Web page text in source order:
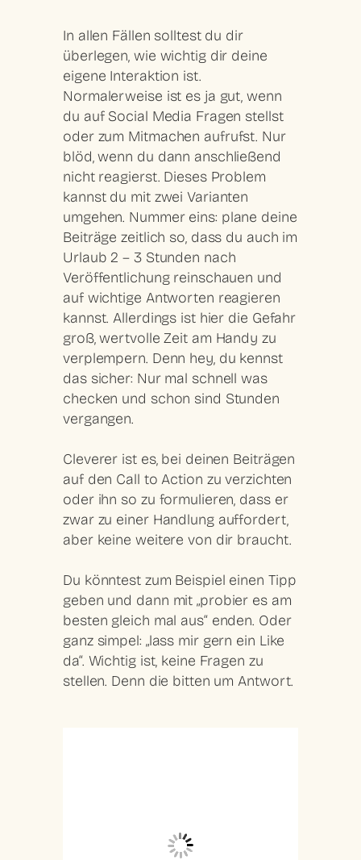
In allen Fällen solltest du dir
überlegen, wie wichtig dir deine
eigene Interaktion ist.
Normalerweise ist es ja gut, wenn
du auf Social Media Fragen stellst
oder zum Mitmachen aufrufst. Nur
blöd, wenn du dann anschließend
nicht reagierst. Dieses Problem
kannst du mit zwei Varianten
umgehen. Nummer eins: plane deine
Beiträge zeitlich so, dass du auch im
Urlaub 2 – 3 Stunden nach
Veröffentlichung reinschauen und
auf wichtige Antworten reagieren
kannst. Allerdings ist hier die Gefahr
groß, wertvolle Zeit am Handy zu
verplempern. Denn hey, du kennst
das sicher: Nur mal schnell was
checken und schon sind Stunden
vergangen.
Cleverer ist es, bei deinen Beiträgen
auf den Call to Action zu verzichten
oder ihn so zu formulieren, dass er
zwar zu einer Handlung auffordert,
aber keine weitere von dir braucht.
Du könntest zum Beispiel einen Tipp
geben und dann mit „probier es am
besten gleich mal aus“ enden. Oder
ganz simpel: „lass mir gern ein Like
da“. Wichtig ist, keine Fragen zu
stellen. Denn die bitten um Antwort.